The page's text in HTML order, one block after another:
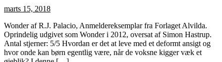
marts 15, 2018
Wonder af R.J. Palacio, Anmeldereksemplar fra Forlaget Alvilda.
Oprindelig udgivet som Wonder i 2012, oversat af Simon Hastrup.
Antal stjerner: 5/5 Hvordan er det at leve med et deformt ansigt og
hvor onde kan børn egentlig være, når de voksne kigger væk et